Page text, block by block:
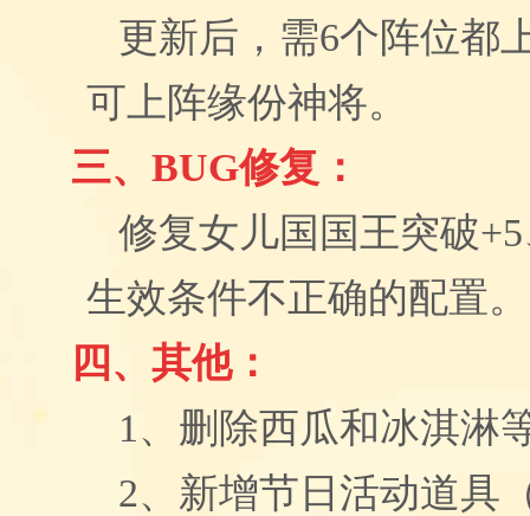
更新后，需6个阵位都
可上阵缘份神将。
三、 BUG修复：
修复女儿国国王突破
生效条件不正确的配置。
四、 其他：
1 、删除西瓜和冰淇淋
2、 新增节日活动道具